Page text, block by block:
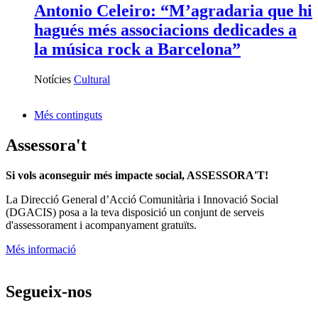
Antonio Celeiro: “M’agradaria que hi
hagués més associacions dedicades a
la música rock a Barcelona”
Notícies Cultural
Més continguts
Assessora't
Si vols aconseguir més impacte social, ASSESSORA'T!
La Direcció General d’Acció Comunitària i Innovació Social
(DGACIS) posa a la teva disposició un conjunt de serveis
d'assessorament i acompanyament gratuïts.
Més informació
Segueix-nos